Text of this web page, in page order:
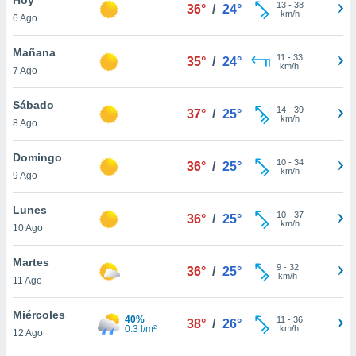
en
más
nuestra
de
cookies
aceptar
6 Ago
36° / 24° 13- 38
km/h
Mañana
7 Ago
35° / 24° 11 - 33
km/h
Sábado
8 Ago
37° / 25° 14- 39
km/h
Domingo
9 Ago
36° / 25° 10- 34
km/h
Lunes
10 Ago
36° / 25° 10- 37
km/h
Martes
11 Ago
36° / 25° 9- 32
km/h
Miércoles
12 Ago
40%
0.3 l/m²
38° / 26° 11 - 36
km/h